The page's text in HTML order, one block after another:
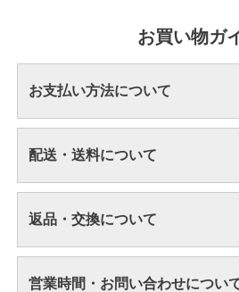
お買い物ガ
お支払い方法について
配送・送料について
返品・交換について
営業時間・お問い合わせについ